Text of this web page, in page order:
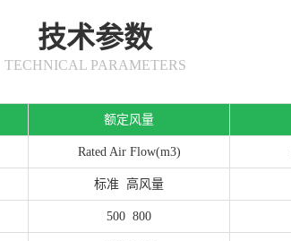
技术参数
TECHNICAL PARAMETERS
额定风量
Rated Air Flow(m3)
标准 高风量
500 800